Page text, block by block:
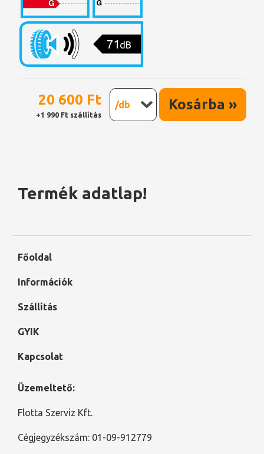
71 dB
20 600 Ft
+1 990 Ft szállítás
/db Kosárba »
Termék adatlap!
Főoldal
Információk
Szállítás
GYIK
Kapcsolat
Üzemeltető:
Flotta Szerviz Kft.
Cégjegyzékszám: 01-09-912779